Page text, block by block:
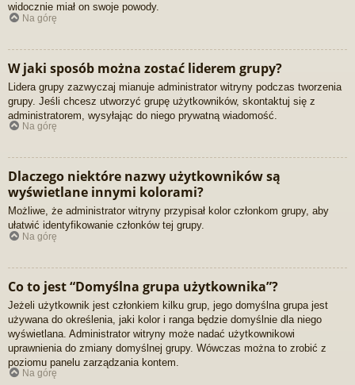
widocznie miał on swoje powody.
Na górę
W jaki sposób można zostać liderem grupy?
Lidera grupy zazwyczaj mianuje administrator witryny podczas tworzenia
grupy. Jeśli chcesz utworzyć grupę użytkowników, skontaktuj się z
administratorem, wysyłając do niego prywatną wiadomość.
Na górę
Dlaczego niektóre nazwy użytkowników są
wyświetlane innymi kolorami?
Możliwe, że administrator witryny przypisał kolor członkom grupy, aby
ułatwić identyfikowanie członków tej grupy.
Na górę
Co to jest “Domyślna grupa użytkownika”?
Jeżeli użytkownik jest członkiem kilku grup, jego domyślna grupa jest
używana do określenia, jaki kolor i ranga będzie domyślnie dla niego
wyświetlana. Administrator witryny może nadać użytkownikowi
uprawnienia do zmiany domyślnej grupy. Wówczas można to zrobić z
poziomu panelu zarządzania kontem.
Na górę